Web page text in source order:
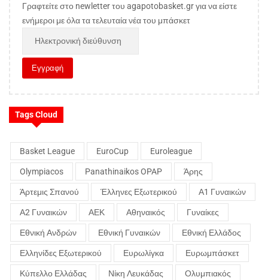
Γραφτείτε στο newletter του agapotobasket.gr για να είστε
ενήμεροι με όλα τα τελευταία νέα του μπάσκετ
Tags Cloud
Basket League EuroCup Euroleague
Olympiacos Panathinaikos OPAP Άρης
Άρτεμις Σπανού Έλληνες Εξωτερικού Α1 Γυναικών
Α2 Γυναικών ΑΕΚ Αθηναικός Γυναίκες
Εθνική Ανδρών Εθνική Γυναικών Εθνική Ελλάδος
Ελληνίδες Εξωτερικού Ευρωλίγκα Ευρωμπάσκετ
Κύπελλο Ελλάδας Νίκη Λευκάδας Ολυμπιακός